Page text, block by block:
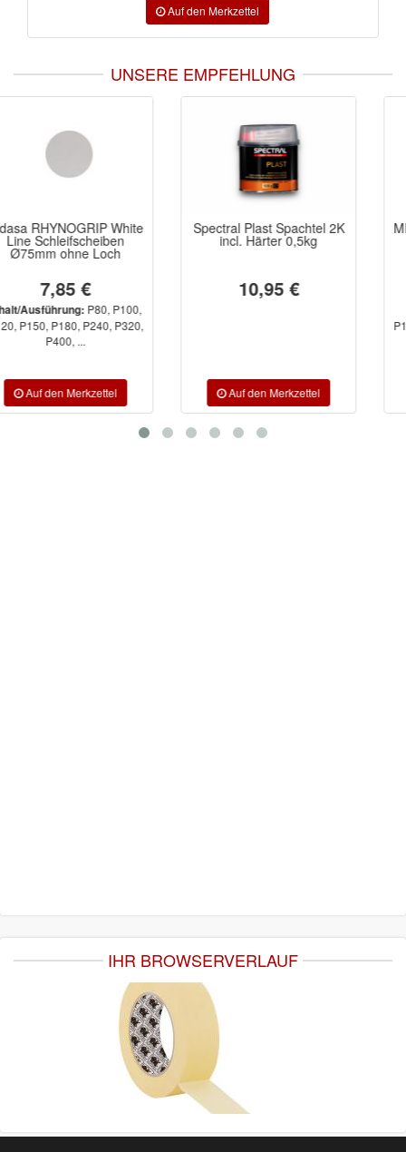
UNSERE EMPFEHLUNG
Spectral Plast Spachtel 2K
incl. Härter 0,5kg
10,95 €
MIRKA Goldflex Soft Rollen
ungelocht 115x125mm
52,22 €
P180, P220, P240, P280, P320,
IHR BROWSERVERLAUF